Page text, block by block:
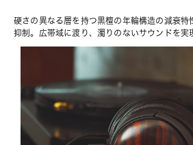
硬さの異なる層を持つ黒檀の年輪構造の減衰特
抑制。広帯域に渡り、濁りのないサウンドを実